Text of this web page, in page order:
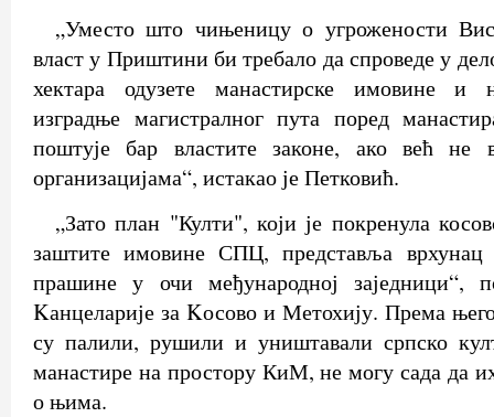
„Уместо што чињеницу о угрожености
власт у Приштини би требало да спроведе у
хектара одузете манастирске имовине и
изградње магистралног пута поред
поштује бар властите законе, ако већ не
организацијама“, истакао је Петковић.
„Зато план "Култи", који је покренула
заштите имовине СПЦ, представља
прашине у очи међународној заједници“,
Kанцеларије за Kосово и Метохију. Према
су палили, рушили и уништавали српско
манастире на простору КиМ, не могу сада да
о њима.